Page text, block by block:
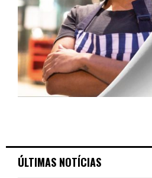
ÚLTIMAS NOTÍCIAS